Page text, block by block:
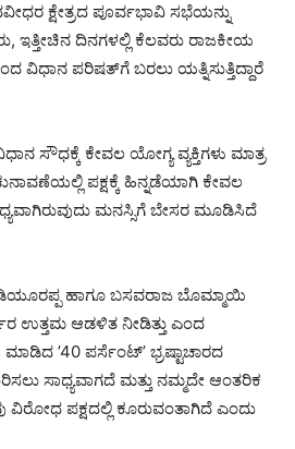
ಕ್ಷೇತ್ರದ ಪೂರ್ವಭಾವಿ ಸಭೆಯನ್ನು
ಇತ್ತೀಚಿನ ದಿನಗಳಲ್ಲಿ ಕೆಲವರು ರಾಜಕೀಯ
ಪರಿಷತ್‌ಗೆ ಬರಲು ಯತ್ನಿಸುತ್ತಿದ್ದಾರೆ
ಸೌಧಕ್ಕೆ ಕೇವಲ ಯೋಗ್ಯ ವ್ಯಕ್ತಿಗಳು ಮಾತ್ರ
ಪಕ್ಷಕ್ಕೆ ಹಿನ್ನಡೆಯಾಗಿ ಕೇವಲ
ಮನಸ್ಸಿಗೆ ಬೇಸರ ಮೂಡಿಸಿದೆ
ಹಾಗೂ ಬಸವರಾಜ ಬೊಮ್ಮಾಯಿ
ಉತ್ತಮ ಆಡಳಿತ ನೀಡಿತ್ತು ಎಂದ
’40 ಪರ್ಸೆಂಟ್’ ಭ್ರಷ್ಟಾಚಾರದ
ಸಾಧ್ಯವಾಗದೆ ಮತ್ತು ನಮ್ಮದೇ ಆಂತರಿಕ
ವಿರೋಧ ಪಕ್ಷದಲ್ಲಿ ಕೂರುವಂತಾಗಿದೆ ಎಂದು